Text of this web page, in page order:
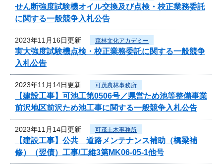
せん断強度試験機オイル交換及び点検・校正業務委託
に関する一般競争入札公告
2023年11月16日更新 森林文化アカデミー
実大強度試験機点検・校正業務委託に関する一般競争
入札公告
2023年11月14日更新 可茂農林事務所
【建設工事】可池工第0506号／県営ため池等整備事業
前沢地区前沢ため池工事に関する一般競争入札公告
2023年11月14日更新 可茂土木事務所
【建設工事】公共 道路メンテナンス補助（橋梁補
修）（翌債）工事/工維3第MK06-05-1他号